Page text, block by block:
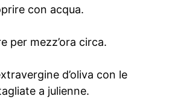
con acqua.
per mezz’ora circa.
d’oliva con le
a julienne.